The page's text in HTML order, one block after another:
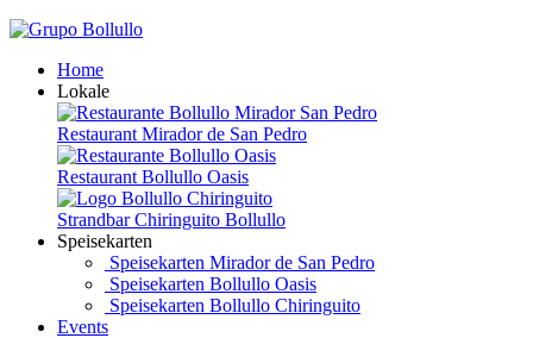
Home
Lokale
Restaurant Mirador de San Pedro
Restaurant Bollullo Oasis
Strandbar Chiringuito Bollullo
Speisekarten
Speisekarten Mirador de San Pedro
Speisekarten Bollullo Oasis
Speisekarten Bollullo Chiringuito
Events